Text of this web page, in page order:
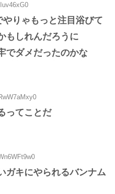
りゃもっと注目浴びて
もしれんだろうに
でダメだったのかな
ってことだ
ガキにやられるバンナム